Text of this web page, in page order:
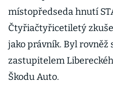
místopředseda hnutí
Čtyřiačtyřicetiletý
jako právník. Byl
zastupitelem
Škodu Auto.